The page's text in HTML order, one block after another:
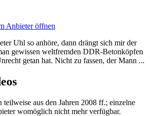
Anbieter öffnen
Uhl so anhöre, dann drängt sich mir der
gewissen weltfremden DDR-Betonköpfen
getan hat. Nicht zu fassen, der Mann ...
teilweise aus den Jahren 2008 ff.; einzelne
womöglich nicht mehr verfügbar.